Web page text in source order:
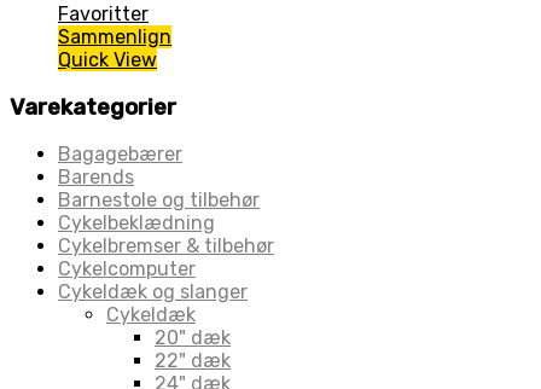
Favoritter
Sammenlign
Quick View
Varekategorier
Bagagebærer
Barends
Barnestole og tilbehør
Cykelbeklædning
Cykelbremser & tilbehør
Cykelcomputer
Cykeldæk og slanger
Cykeldæk
20" dæk
22" dæk
24" dæk